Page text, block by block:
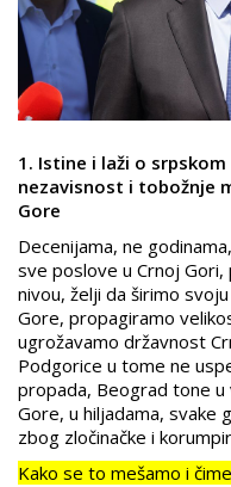
1. Istine i laži o
nezavisnost i tobožnje
Gore
Decenijama, ne
sve poslove u Crnoj
nivou, želji da širimo
Gore, propagiramo
ugrožavamo državnost
Podgorice u tome ne
propada, Beograd tone u
Gore, u hiljadama, svake
zbog zločinačke i
Kako se to mešamo i